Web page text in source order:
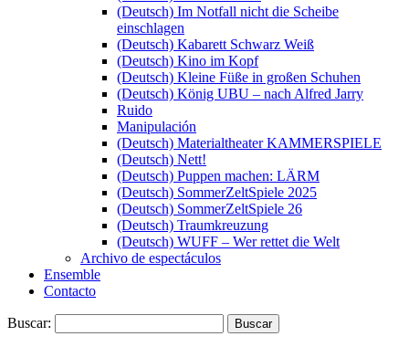
(Deutsch) Im Notfall nicht die Scheibe
einschlagen
(Deutsch) Kabarett Schwarz Weiß
(Deutsch) Kino im Kopf
(Deutsch) Kleine Füße in großen Schuhen
(Deutsch) König UBU – nach Alfred Jarry
Ruido
Manipulación
(Deutsch) Materialtheater KAMMERSPIELE
(Deutsch) Nett!
(Deutsch) Puppen machen: LÄRM
(Deutsch) SommerZeltSpiele 2025
(Deutsch) SommerZeltSpiele 26
(Deutsch) Traumkreuzung
(Deutsch) WUFF – Wer rettet die Welt
Archivo de espectáculos
Ensemble
Contacto
Buscar: